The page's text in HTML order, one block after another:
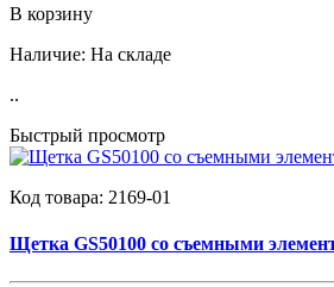
В корзину
Наличие: На складе
..
Быстрый просмотр
Код товара: 2169-01
Щетка GS50100 со съемными